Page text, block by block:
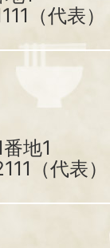
（代表）
地1
（代表）